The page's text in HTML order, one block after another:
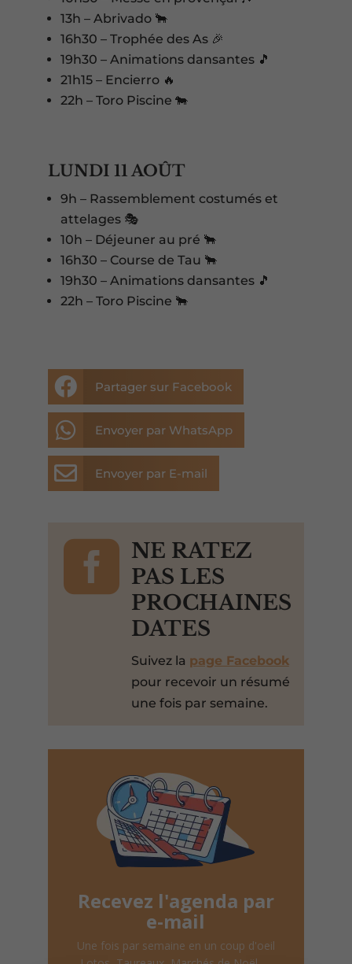
13h – Abrivado 🐂
16h30 – Trophée des As 🎉
19h30 – Animations dansantes 🎵
21h15 – Encierro 🔥
22h – Toro Piscine 🐄
LUNDI 11 AOÛT
9h – Rassemblement costumés et
attelages 🎭
10h – Déjeuner au pré 🐂
16h30 – Course de Tau 🐂
19h30 – Animations dansantes 🎵
22h – Toro Piscine 🐂
 Partager sur Facebook
 Envoyer par WhatsApp
 Envoyer par E-mail

NE RATEZ
PAS LES
PROCHAINES
DATES
Suivez la page Facebook
pour recevoir un résumé
une fois par semaine.
Recevez l'agenda par
e-mail
Une fois par semaine en un coup d'oeil